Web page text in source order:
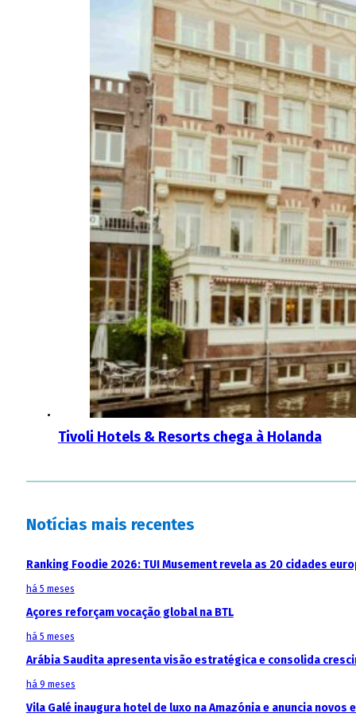
Tivoli Hotels & Resorts chega à Holanda
Notícias mais recentes
Ranking Foodie 2026: TUI Musement revela as 20 cidades
há 5 meses
Açores reforçam vocação global na BTL
há 5 meses
Arábia Saudita apresenta visão estratégica e consolida
há 9 meses
Vila Galé inaugura hotel de luxo na Amazónia e anuncia